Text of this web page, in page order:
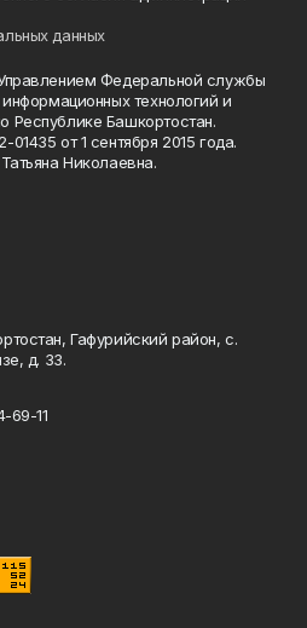
данных
Федеральной службы
технологий и
Республике Башкортостан.
от 1 сентября 2015 года.
Николаевна.
Гафурийский район, с.
д. 33.
69-11